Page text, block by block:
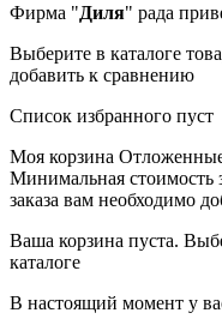
Фирма "Диля" рада
Выберите в каталоге
добавить к сравнению
Список избранного пуст
Моя корзина
Минимальная стоимость
заказа вам необходимо
Ваша корзина пуста.
каталоге
В настоящий момент у